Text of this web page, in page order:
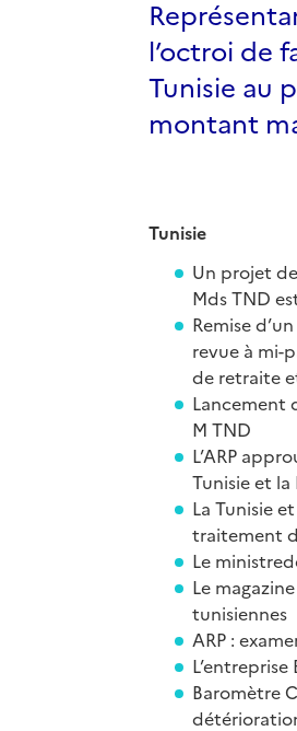
l’octroi de
Tunisie au
montant
Tunisie
Un projet
Mds TND
Remise
revue à mi-
de retraite
Lancement
M TND
L’ARP
Tunisie et
La Tunisie
traitement
Le
Le
tunisiennes
ARP :
Baromètre